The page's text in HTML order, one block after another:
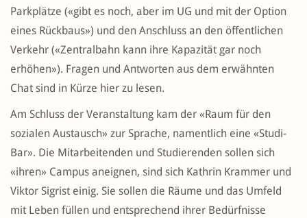
Parkplätze («gibt es noch, aber im UG und mit der Option
eines Rückbaus») und den Anschluss an den öffentlichen
Verkehr («Zentralbahn kann ihre Kapazität gar noch
erhöhen»). Fragen und Antworten aus dem erwähnten
Chat sind in Kürze hier zu lesen.
Am Schluss der Veranstaltung kam der «Raum für den
sozialen Austausch» zur Sprache, namentlich eine «Studi-
Bar». Die Mitarbeitenden und Studierenden sollen sich
«ihren» Campus aneignen, sind sich Kathrin Krammer und
Viktor Sigrist einig. Sie sollen die Räume und das Umfeld
mit Leben füllen und entsprechend ihrer Bedürfnisse